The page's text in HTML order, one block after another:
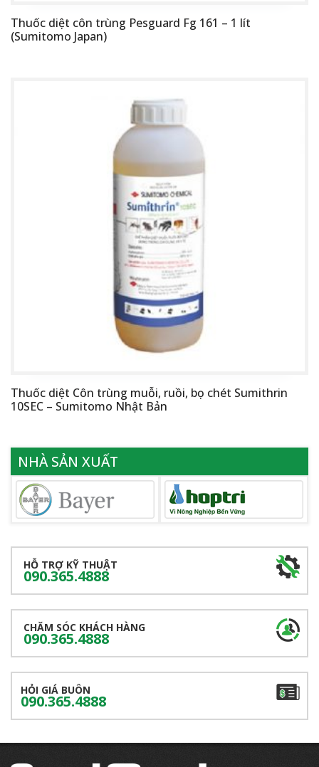
Thuốc diệt côn trùng Pesguard Fg 161 – 1 lít
(Sumitomo Japan)
Thuốc diệt Côn trùng muỗi, ruồi, bọ chét Sumithrin
10SEC – Sumitomo Nhật Bản
NHÀ SẢN XUẤT
HỖ TRỢ KỸ THUẬT
090.365.4888
CHĂM SÓC KHÁCH HÀNG
090.365.4888
HỎI GIÁ BUÔN
090.365.4888